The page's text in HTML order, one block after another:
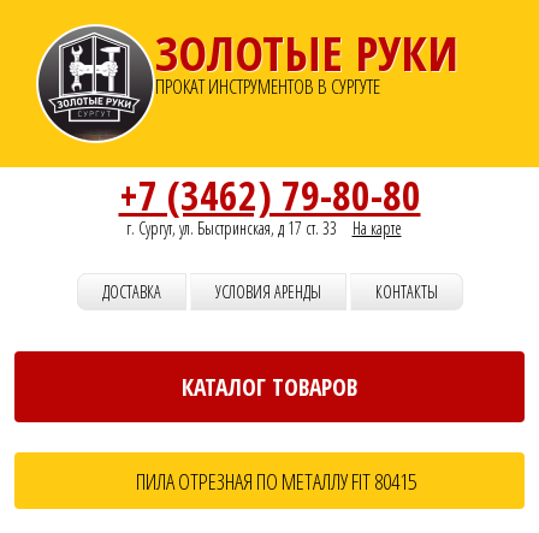
ЗОЛОТЫЕ РУКИ
ПРОКАТ ИНСТРУМЕНТОВ В СУРГУТЕ
+7 (3462) 79-80-80
г. Сургут, ул. Быстринская, д 17 ст. 33 На карте
ДОСТАВКА УСЛОВИЯ АРЕНДЫ КОНТАКТЫ
КАТАЛОГ ТОВАРОВ
ПИЛА ОТРЕЗНАЯ ПО МЕТАЛЛУ FIT 80415